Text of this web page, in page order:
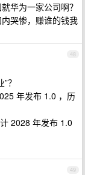
华为一家公司啊？
哭惨，赚谁的钱我
48
？
年发布 1.0 ，历
2028 年发布 1.0
49